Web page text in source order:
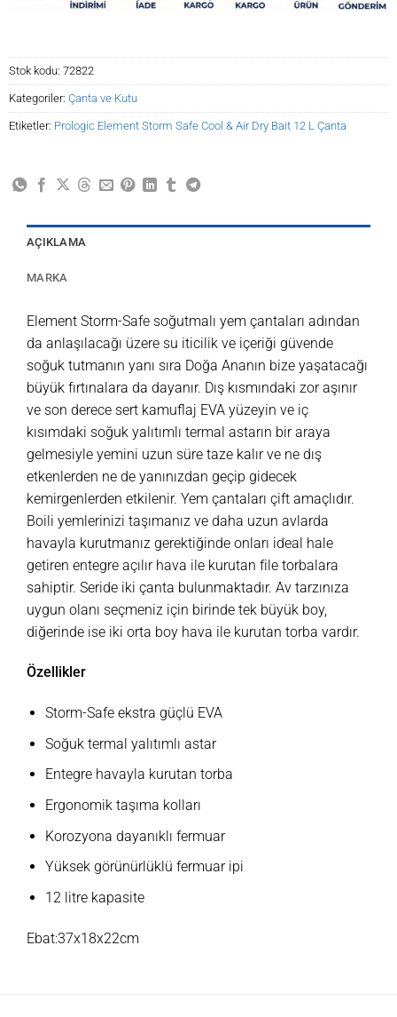
Stok kodu: 72822
Kategoriler: Çanta ve Kutu
Etiketler: Prologic Element Storm Safe Cool & Air Dry Bait 12 L Çanta
AÇIKLAMA
MARKA
Element Storm-Safe soğutmalı yem çantaları adından
da anlaşılacağı üzere su iticilik ve içeriği güvende
soğuk tutmanın yanı sıra Doğa Ananın bize yaşatacağı
büyük fırtınalara da dayanır. Dış kısmındaki zor aşınır
ve son derece sert kamuflaj EVA yüzeyin ve iç
kısımdaki soğuk yalıtımlı termal astarın bir araya
gelmesiyle yemini uzun süre taze kalır ve ne dış
etkenlerden ne de yanınızdan geçip gidecek
kemirgenlerden etkilenir. Yem çantaları çift amaçlıdır.
Boili yemlerinizi taşımanız ve daha uzun avlarda
havayla kurutmanız gerektiğinde onları ideal hale
getiren entegre açılır hava ile kurutan file torbalara
sahiptir. Seride iki çanta bulunmaktadır. Av tarzınıza
uygun olanı seçmeniz için birinde tek büyük boy,
diğerinde ise iki orta boy hava ile kurutan torba vardır.
Özellikler
Storm-Safe ekstra güçlü EVA
Soğuk termal yalıtımlı astar
Entegre havayla kurutan torba
Ergonomik taşıma kolları
Korozyona dayanıklı fermuar
Yüksek görünürlüklü fermuar ipi
12 litre kapasite
Ebat:37x18x22cm